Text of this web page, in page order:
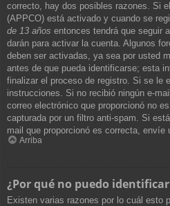
correcto, hay dos posibles razones. Si
(APPCO) está activado y cuando se
de 13 años entonces tendrá que seguir
darán para activar la cuenta. Algunos
deben ser activadas, ya sea por usted
antes de que pueda identificarse; esta
finalizar el proceso de registro. Si se le
instrucciones. Si no recibió ningún e-
correo electrónico que proporcionó no
capturada por un filtro anti-spam. Si
mail que proporcionó es correcta, envíe
Arriba
¿Por qué no puedo
Existen varias razones por lo cuál esto